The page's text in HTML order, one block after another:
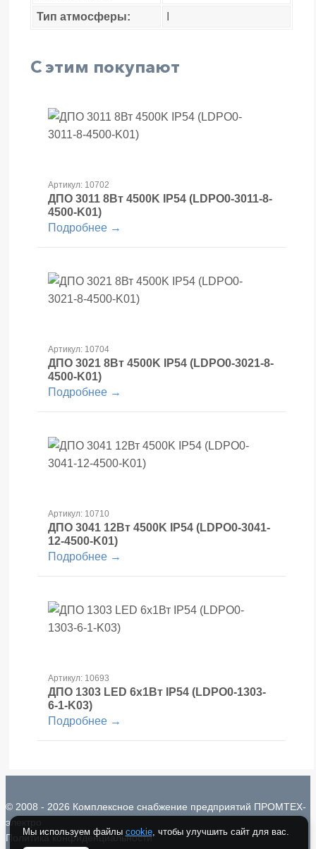
Тип атмосферы:
С этим покупают
Артикул: 10702
ДПО 3011 8Вт 4500K IP54 (LDPO0-3011-8-
4500-K01)
Подробнее →
Артикул: 10704
ДПО 3021 8Вт 4500K IP54 (LDPO0-3021-8-
4500-K01)
Подробнее →
Артикул: 10710
ДПО 3041 12Вт 4500K IP54 (LDPO0-3041-
12-4500-K01)
Подробнее →
Артикул: 10693
ДПО 1303 LED 6x1Вт IP54 (LDPO0-1303-
6-1-K03)
Подробнее →
© 2008 - 2026 Комплексное снабжение предприятий ПРОМТЕХ-
электро
Политика конфиденциальности
Мы используем файлы cookie, чтобы улучшить сайт для вас.